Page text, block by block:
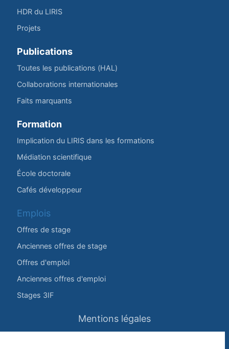
HDR du LIRIS
Projets
Publications
Toutes les publications (HAL)
Collaborations internationales
Faits marquants
Formation
Implication du LIRIS dans les formations
Médiation scientifique
École doctorale
Cafés développeur
Emplois
Offres de stage
Anciennes offres de stage
Offres d'emploi
Anciennes offres d'emploi
Stages 3IF
Mentions légales